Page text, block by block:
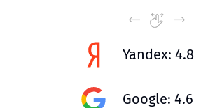
Yandex: 4.8
Google: 4.6